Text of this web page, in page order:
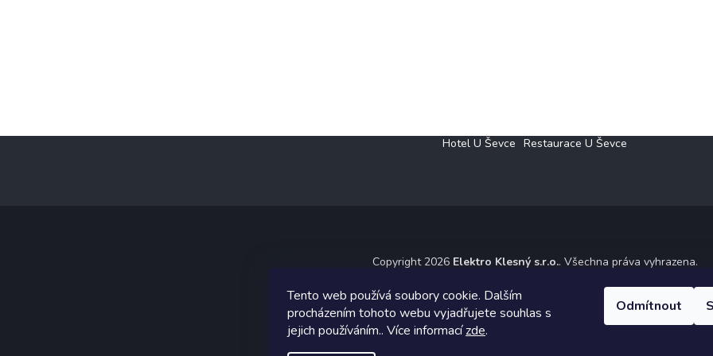
Tento web používá soubory cookie. Dalším
procházením tohoto webu vyjadřujete souhlas s
jejich používáním.. Více informacízde.
Odmítnout
Hotel U Ševce Restaurace U Ševce
Copyright 2026 Elektro Klesný s.r.o.. Všechna práva vyhrazena.
Tomáš Hlad&